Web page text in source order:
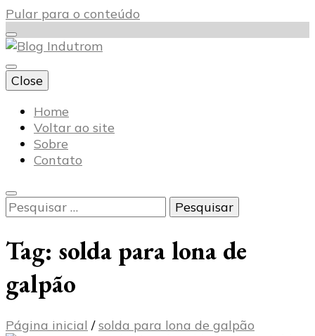
Pular para o conteúdo
Blog Indutrom
Close
Home
Voltar ao site
Sobre
Contato
Pesquisar
por:
Tag: solda para lona de
galpão
Página inicial / solda para lona de galpão